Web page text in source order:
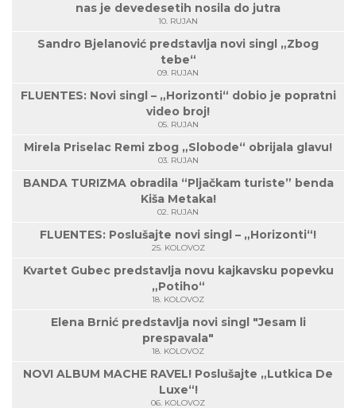
nas je devedesetih nosila do jutra
10. RUJAN
Sandro Bjelanović predstavlja novi singl „Zbog
tebe“
09. RUJAN
FLUENTES: Novi singl – „Horizonti“ dobio je popratni
video broj!
05. RUJAN
Mirela Priselac Remi zbog „Slobode“ obrijala glavu!
03. RUJAN
BANDA TURIZMA obradila “Pljačkam turiste” benda
Kiša Metaka!
02. RUJAN
FLUENTES: Poslušajte novi singl – „Horizonti“!
25. KOLOVOZ
Kvartet Gubec predstavlja novu kajkavsku popevku
„Potiho“
18. KOLOVOZ
Elena Brnić predstavlja novi singl "Jesam li
prespavala"
18. KOLOVOZ
NOVI ALBUM MACHE RAVEL! Poslušajte „Lutkica De
Luxe“!
06. KOLOVOZ